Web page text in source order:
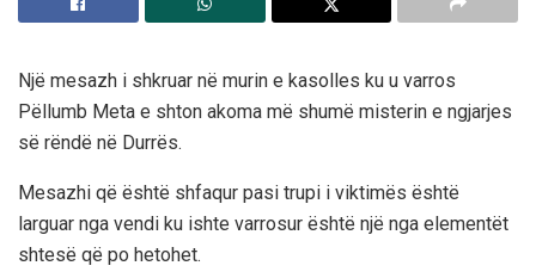
Një mesazh i shkruar në murin e kasolles ku u varros
Pëllumb Meta e shton akoma më shumë misterin e ngjarjes
së rëndë në Durrës.
Mesazhi që është shfaqur pasi trupi i viktimës është
larguar nga vendi ku ishte varrosur është një nga elementët
shtesë që po hetohet.